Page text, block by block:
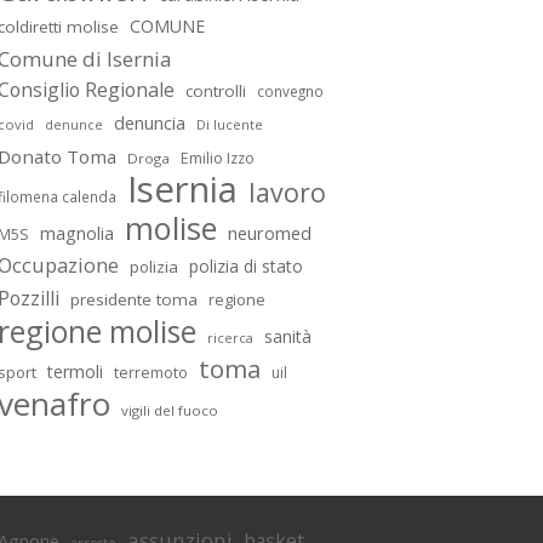
coldiretti molise COMUNE
di Isernia
Regionale controlli convegno
covid denunce denuncia Di lucente
Donato Toma Droga Emilio Izzo
calenda Isernia lavoro
M5S magnolia molise neuromed
polizia polizia di stato
Pozzilli presidente toma regione
regione molise ricerca sanità
sport termoli terremoto toma uil
vigili del fuoco